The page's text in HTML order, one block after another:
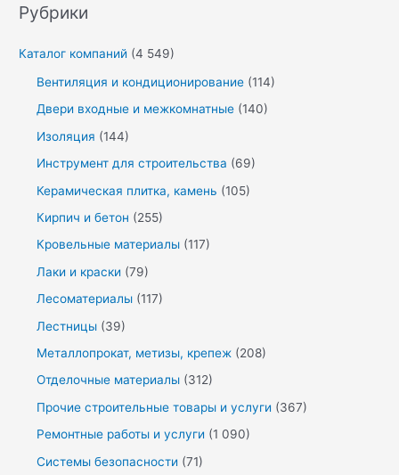
Рубрики
Каталог компаний (4 549)
Вентиляция и кондиционирование (114)
Двери входные и межкомнатные (140)
Изоляция (144)
Инструмент для строительства (69)
Керамическая плитка, камень (105)
Кирпич и бетон (255)
Кровельные материалы (117)
Лаки и краски (79)
Лесоматериалы (117)
Лестницы (39)
Металлопрокат, метизы, крепеж (208)
Отделочные материалы (312)
Прочие строительные товары и услуги (367)
Ремонтные работы и услуги (1 090)
Системы безопасности (71)